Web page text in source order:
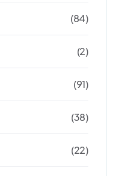
(84)
(2)
(91)
(38)
(22)